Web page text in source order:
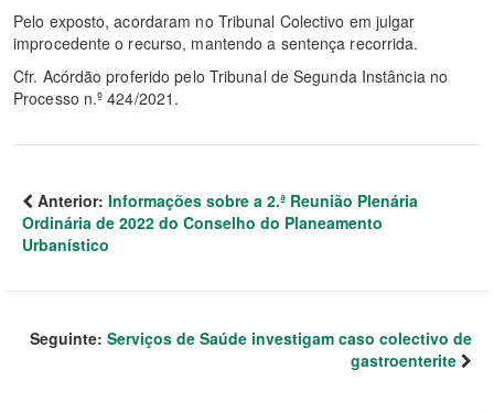
Pelo exposto, acordaram no Tribunal Colectivo em julgar
improcedente o recurso, mantendo a sentença recorrida.
Cfr. Acórdão proferido pelo Tribunal de Segunda Instância no
Processo n.º 424/2021.
Anterior: Informações sobre a 2.ª Reunião Plenária
Ordinária de 2022 do Conselho do Planeamento
Urbanístico
Seguinte: Serviços de Saúde investigam caso colectivo de
gastroenterite